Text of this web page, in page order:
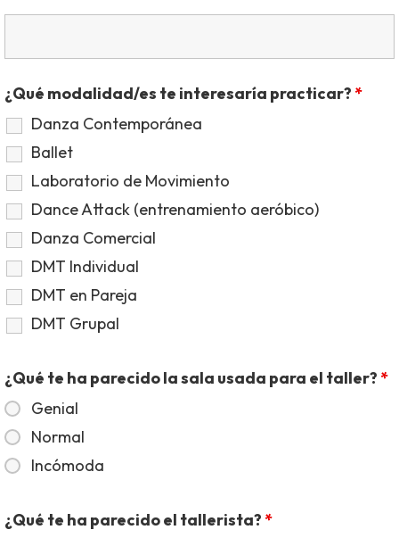
¿Qué modalidad/es te interesaría practicar? *
Danza Contemporánea
Ballet
Laboratorio de Movimiento
Dance Attack (entrenamiento aeróbico)
Danza Comercial
DMT Individual
DMT en Pareja
DMT Grupal
¿Qué te ha parecido la sala usada para el taller? *
Genial
Normal
Incómoda
¿Qué te ha parecido el tallerista? *